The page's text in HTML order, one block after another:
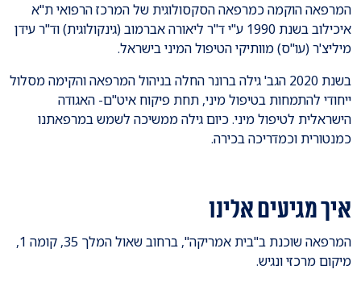
המרפאה הוקמה כמרפאה הסקסולוגית של המרכז הרפואי ת"א
איכילוב בשנת 1990 ע"י ד"ר ליאורה אברמוב (גינקולוגית) וד"ר עידן
מיליצ'ר (עו"ס) מוותיקי הטיפול המיני בישראל.
בשנת 2020 הגב' גילה ברונר החלה בניהול המרפאה והקימה מסלול
ייחודי להתמחות בטיפול מיני, תחת פיקוח איט"ם- האגודה
הישראלית לטיפול מיני. כיום גילה ממשיכה לשמש במרפאתנו
כמנטורית וכמדריכה בכירה.
איך מגיעים אלינו
המרפאה שוכנת ב"בית אמריקה", ברחוב שאול המלך 35, קומה 1,
מיקום מרכזי ונגיש.